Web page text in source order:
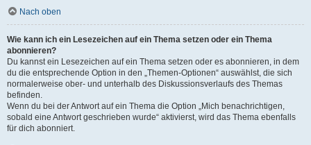
Nach oben
Wie kann ich ein Lesezeichen auf ein Thema setzen oder ein Thema
abonnieren?
Du kannst ein Lesezeichen auf ein Thema setzen oder es abonnieren, in dem
du die entsprechende Option in den „Themen-Optionen“ auswählst, die sich
normalerweise ober- und unterhalb des Diskussionsverlaufs des Themas
befinden.
Wenn du bei der Antwort auf ein Thema die Option „Mich benachrichtigen,
sobald eine Antwort geschrieben wurde“ aktivierst, wird das Thema ebenfalls
für dich abonniert.